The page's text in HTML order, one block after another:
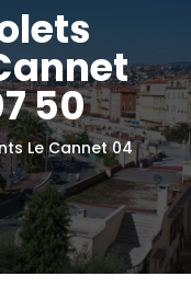
50
Le Cannet 04